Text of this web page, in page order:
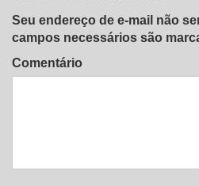
Seu endereço de e-mail não
campos necessários são
Comentário